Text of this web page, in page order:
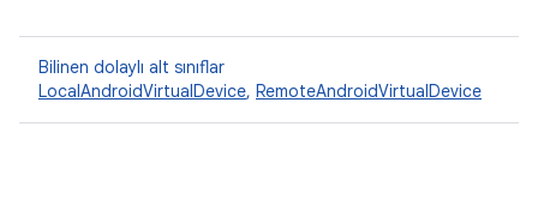
Bilinen dolaylı alt sınıflar
LocalAndroidVirtualDevice, RemoteAndroidVirtualDevice